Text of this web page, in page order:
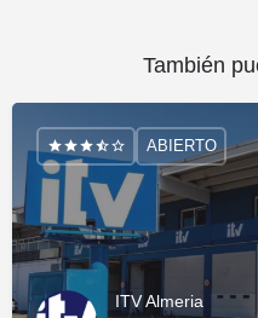
También
ITV Almeria
ABIERTO